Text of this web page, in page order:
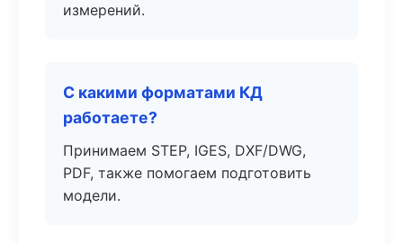
измерений.
С какими форматами КД
работаете?
Принимаем STEP, IGES, DXF/DWG,
PDF, также помогаем подготовить
модели.